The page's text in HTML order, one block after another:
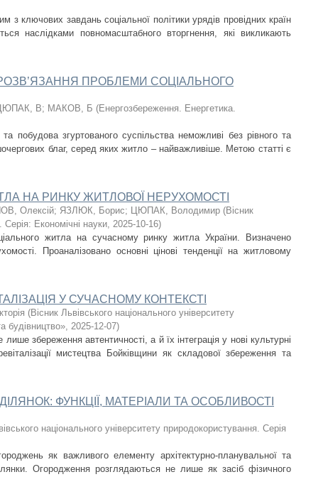
з ключових завдань соціальної політики урядів провідних країн
наслідками повномасштабного вторгнення, які викликають
ПРОБЛЕМИ СОЦІАЛЬНОГО
В; МАКОВ, Б (Енергозбереження. Енергетика.
побудова згуртованого суспільства неможливі без рівного та
благ, серед яких житло – найважливіше. Метою статті є
НА РИНКУ ЖИТЛОВОЇ НЕРУХОМОСТІ
Олексій; ЯЗЛЮК, Борис; ЦЮПАК, Володимир (Вісник
Економічні науки, 2025-10-16)
житла на сучасному ринку житла України. Визначено
Проаналізовано основні цінові тенденції на житловому
У СУЧАСНОМУ КОНТЕКСТІ
(Вісник Львівського національного університету
будівництво», 2025-12-07)
збереження автентичності, а й їх інтеграція у нові культурні
мистецтва Бойківщини як складової збереження та
ФУНКЦІЇ, МАТЕРІАЛИ ТА ОСОБЛИВОСТІ
національного університету природокористування. Серія
як важливого елементу архітектурно-планувальної та
Огородження розглядаються не лише як засіб фізичного